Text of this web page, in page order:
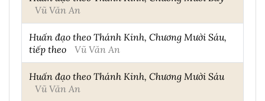
Vũ Văn An
Huấn đạo theo Thánh Kinh, Chương Mười Sáu,
tiếp theo
Vũ Văn An
Huấn đạo theo Thánh Kinh, Chương Mười Sáu
Vũ Văn An